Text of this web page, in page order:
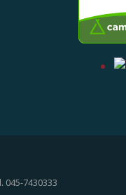
045-7430333